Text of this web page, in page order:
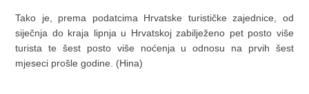
Tako je, prema podatcima Hrvatske turističke zajednice, od
siječnja do kraja lipnja u Hrvatskoj zabilježeno pet posto više
turista te šest posto više noćenja u odnosu na prvih šest
mjeseci prošle godine. (Hina)